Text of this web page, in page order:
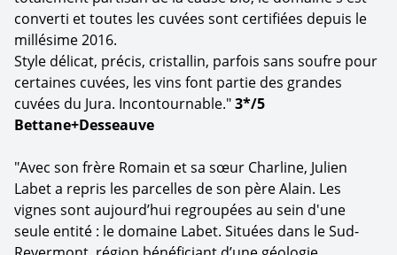
converti et toutes les cuvées sont certifiées depuis le
millésime 2016.
Style délicat, précis, cristallin, parfois sans soufre pour
certaines cuvées, les vins font partie des grandes
cuvées du Jura. Incontournable."3*/5
Bettane+Desseauve
"Avec son frère Romain et sa sœur Charline, Julien
Labet a repris les parcelles de son père Alain. Les
vignes sont aujourd’hui regroupées au sein d'une
seule entité : le domaine Labet. Situées dans le Sud-